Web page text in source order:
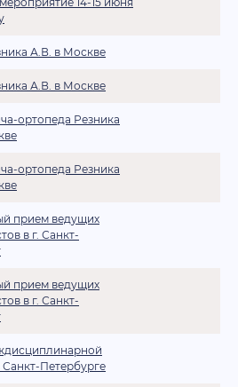
А.В. в Москве
А.В. в Москве
ортопеда Резника
ортопеда Резника
прием ведущих
в г. Санкт-
прием ведущих
в г. Санкт-
Петербурге